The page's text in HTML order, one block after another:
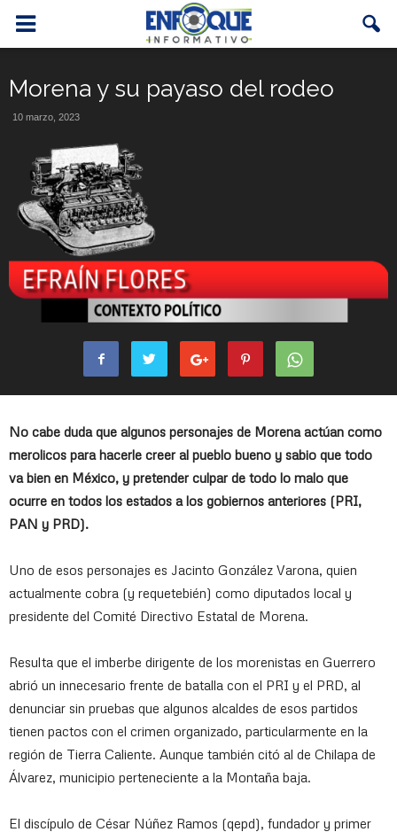
Morena y su payaso del rodeo
10 marzo, 2023
No cabe duda que algunos personajes de Morena actúan como
merolicos para hacerle creer al pueblo bueno y sabio que todo
va bien en México, y pretender culpar de todo lo malo que
ocurre en todos los estados a los gobiernos anteriores (PRI,
PAN y PRD).
Uno de esos personajes es Jacinto González Varona, quien
actualmente cobra (y requetebién) como diputados local y
presidente del Comité Directivo Estatal de Morena.
Resulta que el imberbe dirigente de los morenistas en Guerrero
abrió un innecesario frente de batalla con el PRI y el PRD, al
denunciar sin pruebas que algunos alcaldes de esos partidos
tienen pactos con el crimen organizado, particularmente en la
región de Tierra Caliente. Aunque también citó al de Chilapa de
Álvarez, municipio perteneciente a la Montaña baja.
El discípulo de César Núñez Ramos (qepd), fundador y primer